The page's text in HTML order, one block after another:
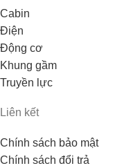
Cabin
Điện
Động cơ
Khung gầm
Truyền lực
Liên kết
Chính sách bảo mật
Chính sách đổi trả